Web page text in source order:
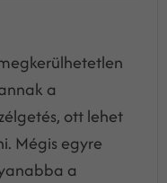
a
ott lehet
Mégis egyre
a